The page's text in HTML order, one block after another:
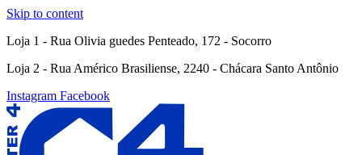
Skip to content
Loja 1 - Rua Olivia guedes Penteado, 172 - Socorro
Loja 2 - Rua Américo Brasiliense, 2240 - Chácara Santo Antônio
Instagram Facebook